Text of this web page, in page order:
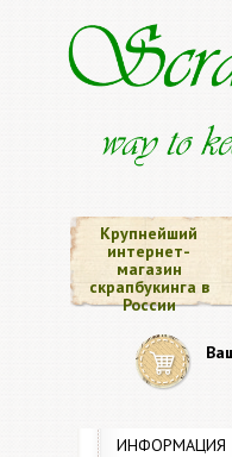
Крупнейший
интернет-
магазин
скрапбукинга в
России
ИНФОРМАЦИЯ